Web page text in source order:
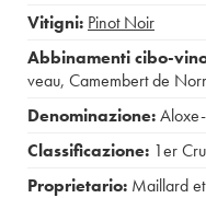
Vitigni: Pinot Noir
Abbinamenti cibo-
veau, Camembert de
Denominazione:
Classificazione: 1er Cru
Proprietario: Maillard